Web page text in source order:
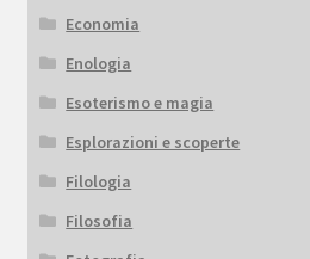
Economia
Enologia
Esoterismo e magia
Esplorazioni e scoperte
Filologia
Filosofia